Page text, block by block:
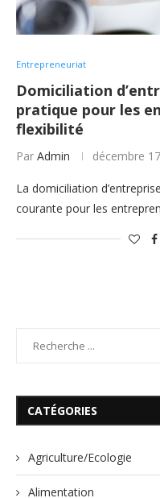
Entrepreneuriat
Domiciliation
pratique pour les
flexibilité
Par Admin décembre
La domiciliation
courante pour les
CATÉGORIES
Agriculture/Ecologie
Alimentation